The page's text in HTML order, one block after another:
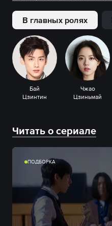
В главных ролях
Бай
Цзинтин
Чжао
Цзиньмай
Читать о сериале
ПОДБОРКА